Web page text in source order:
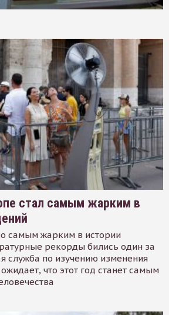
стал самым жарким в
самым жарким в истории
рекорды бились один за
служба по изучению изменения
что этот год станет самым